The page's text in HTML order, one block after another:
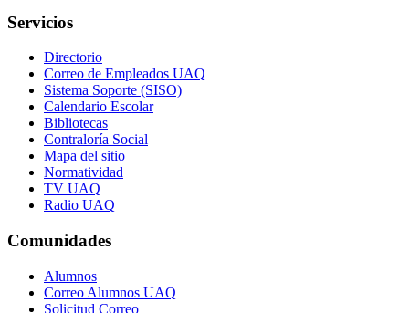
Servicios
Directorio
Correo de Empleados UAQ
Sistema Soporte (SISO)
Calendario Escolar
Bibliotecas
Contraloría Social
Mapa del sitio
Normatividad
TV UAQ
Radio UAQ
Comunidades
Alumnos
Correo Alumnos UAQ
Solicitud Correo